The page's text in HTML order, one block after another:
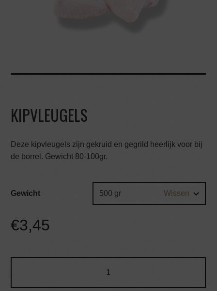
KIPVLEUGELS
Deze kipvleugels zijn gekruid en gegrild heerlijk voor bij
de borrel. Gewicht 80-100gr.
Gewicht Wissen
€3,45